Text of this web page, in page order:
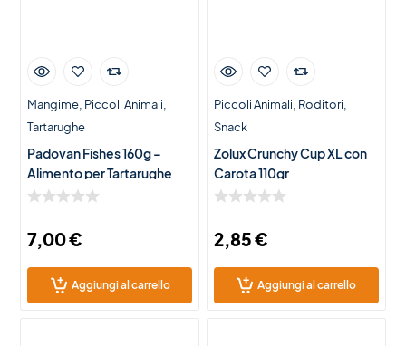
Mangime Piccoli Animali
Tartarughe
Padovan Fishes 160g –
Alimento per Tartarughe
d’Acqua Dolce
7,00€
Aggiungi al carrello
Piccoli Animali Roditori
Snack
Zolux Crunchy Cup XL con
Carota 110gr
2,85€
Aggiungi al carrello